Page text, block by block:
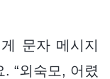
문자 메시지
“외숙모, 어렸